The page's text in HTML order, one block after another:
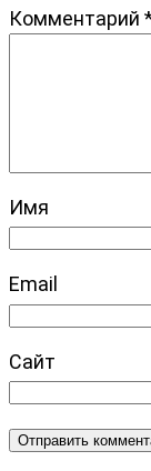
Комментарий
Имя
Email
Сайт